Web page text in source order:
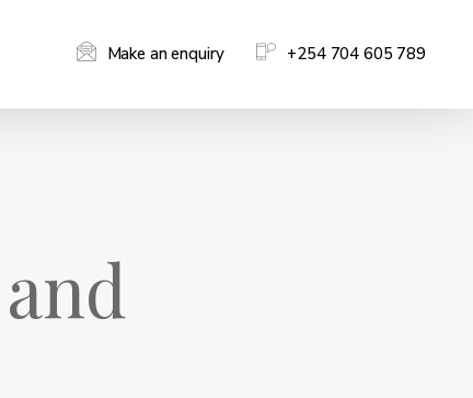
Make an enquiry +254 704 605 789